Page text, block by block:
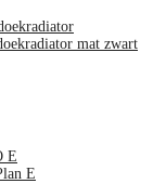
mat zwart
E
E